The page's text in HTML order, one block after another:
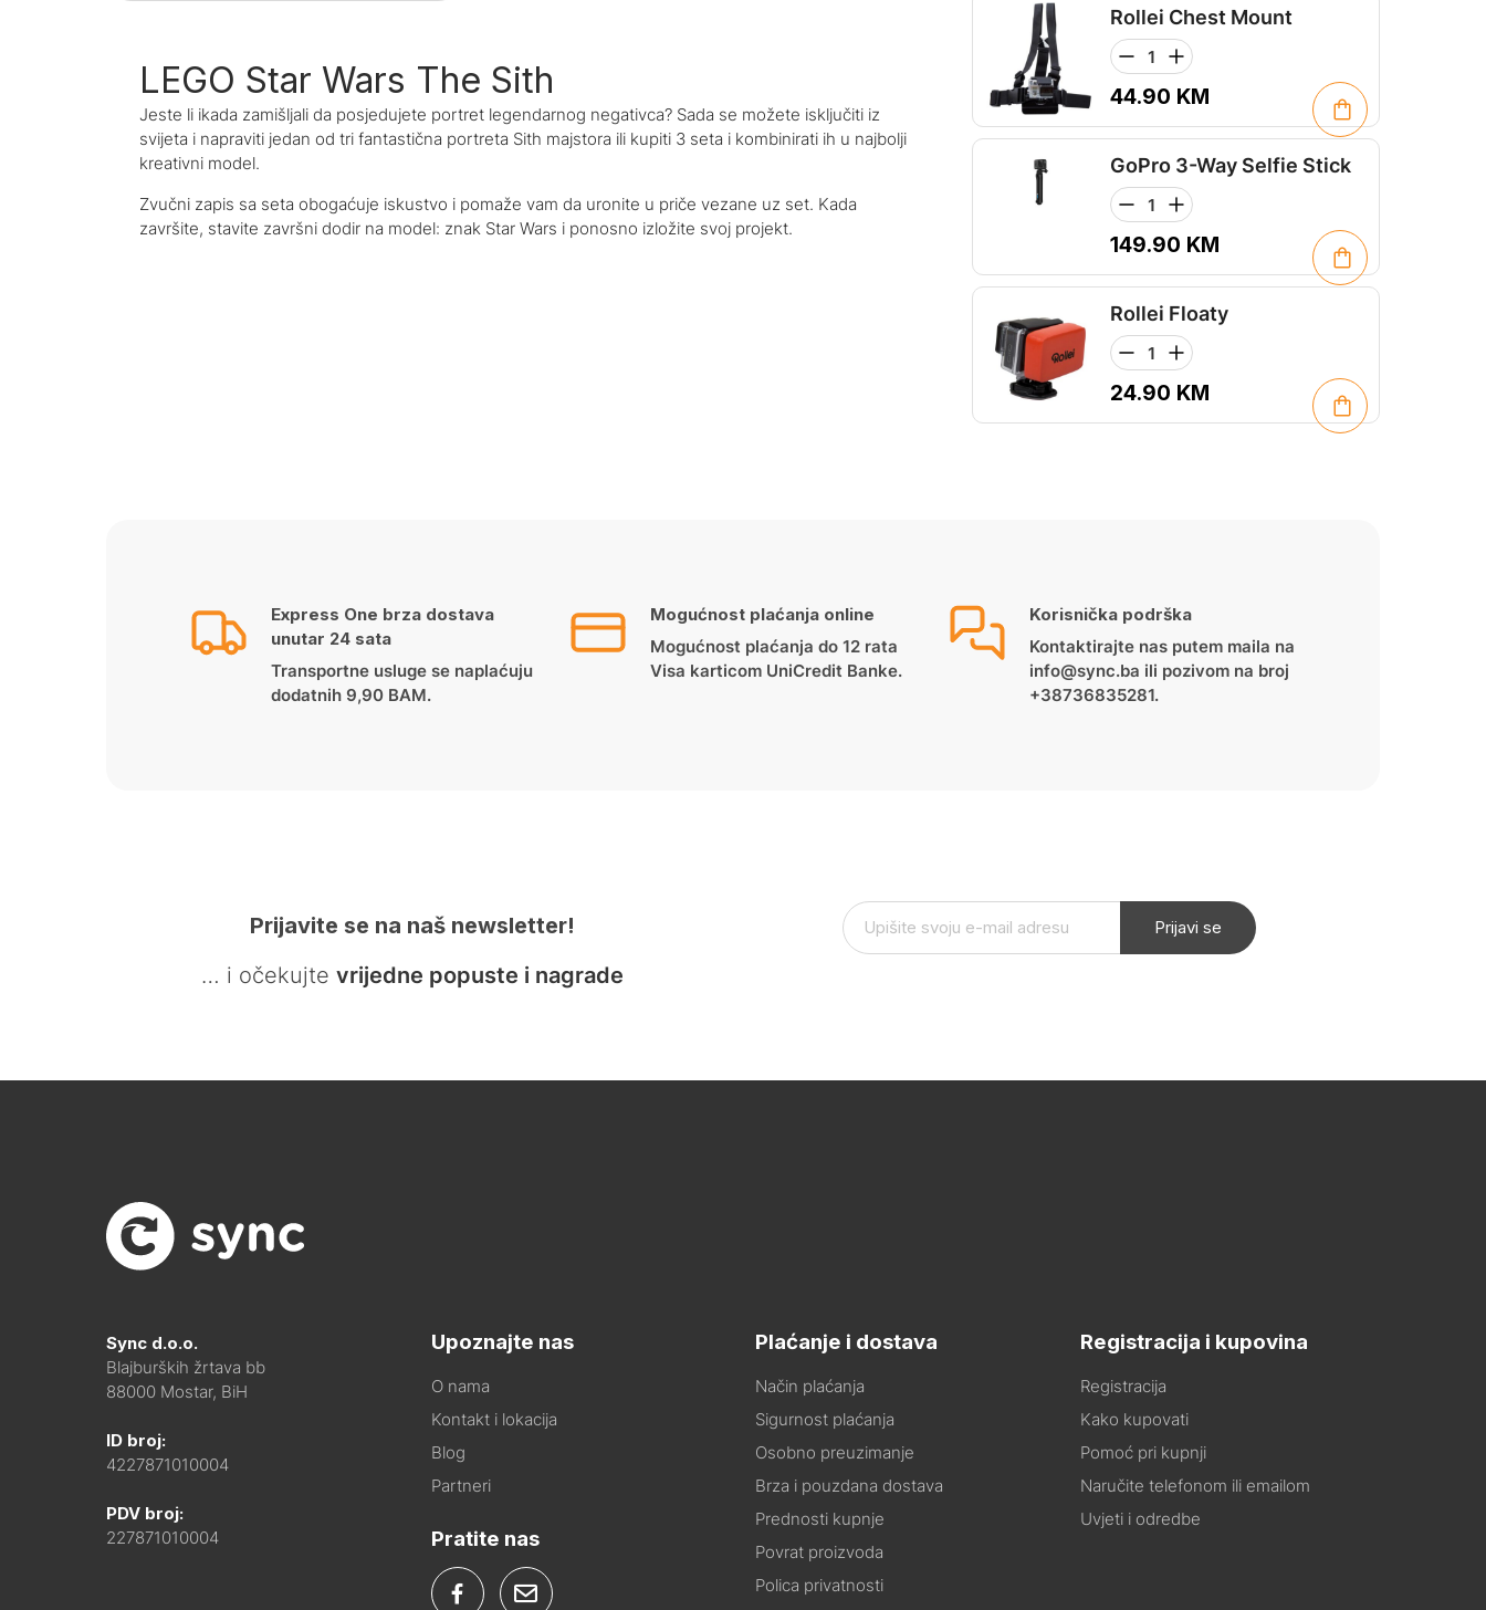
LEGO Star Wars The Sith
Jeste li ikada zamišljali da posjedujete portret legendarnog negativca? Sada se možete isključiti iz
svijeta i napraviti jedan od tri fantastična portreta Sith majstora ili kupiti 3 seta i kombinirati ih u najbolji
kreativni model.
Zvučni zapis sa seta obogaćuje iskustvo i pomaže vam da uronite u priče vezane uz set. Kada
završite, stavite završni dodir na model: znak Star Wars i ponosno izložite svoj projekt.
Rollei Chest Mount
44.90 KM
GoPro 3-Way Selfie Stick
149.90 KM
Rollei Floaty
24.90 KM
Express One brza dostava
unutar 24 sata
Transportne usluge se naplaćuju
dodatnih 9,90 BAM.
Mogućnost plaćanja online
Mogućnost plaćanja do 12 rata
Visa karticom UniCredit Banke.
Korisnička podrška
Kontaktirajte nas putem maila na
info@sync.ba ili pozivom na broj
+38736835281.
Prijavite se na naš newsletter!
… i očekujte vrijedne popuste i nagrade
Prijavi se
Sync d.o.o.
Blajburških žrtava bb
88000 Mostar, BiH
ID broj:
4227871010004
PDV broj:
227871010004
Upoznajte nas
O nama
Kontakt i lokacija
Blog
Partneri
Pratite nas
Plaćanje i dostava
Način plaćanja
Sigurnost plaćanja
Osobno preuzimanje
Brza i pouzdana dostava
Prednosti kupnje
Povrat proizvoda
Polica privatnosti
Registracija i kupovina
Registracija
Kako kupovati
Pomoć pri kupnji
Naručite telefonom ili emailom
Uvjeti i odredbe